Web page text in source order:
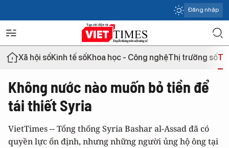
Đăng nhập
Xã hội sốKinh tế sốKhoa học - Công nghệThị trường số
Không nước nào muốn bỏ tiền để
tái thiết Syria
VietTimes -- Tổng thống Syria Bashar al-Assad đã có
quyền lực ổn định, nhưng những người ủng hộ ông tại